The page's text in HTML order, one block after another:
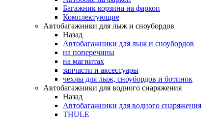
Багажник корзина на фаркоп
Комплектующие
Автобагажники для лыж и сноубордов
Назад
Автобагажники для лыж и сноубордов
на поперечины
на магнитах
запчасти и аксессуары
чехлы для лыж, сноубордов и ботинок
Автобагажники для водного снаряжения
Назад
Автобагажники для водного снаряжения
THULE